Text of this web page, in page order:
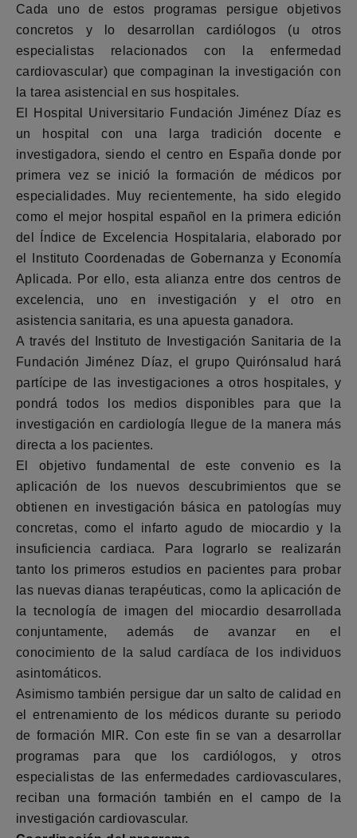
Cada uno de estos programas persigue objetivos
concretos y lo desarrollan cardiólogos (u otros
especialistas relacionados con la enfermedad
cardiovascular) que compaginan la investigación con
la tarea asistencial en sus hospitales.
El Hospital Universitario Fundación Jiménez Díaz es
un hospital con una larga tradición docente e
investigadora, siendo el centro en España donde por
primera vez se inició la formación de médicos por
especialidades. Muy recientemente, ha sido elegido
como el mejor hospital español en la primera edición
del Índice de Excelencia Hospitalaria, elaborado por
el Instituto Coordenadas de Gobernanza y Economía
Aplicada. Por ello, esta alianza entre dos centros de
excelencia, uno en investigación y el otro en
asistencia sanitaria, es una apuesta ganadora.
A través del Instituto de Investigación Sanitaria de la
Fundación Jiménez Díaz, el grupo Quirónsalud hará
partícipe de las investigaciones a otros hospitales, y
pondrá todos los medios disponibles para que la
investigación en cardiología llegue de la manera más
directa a los pacientes.
El objetivo fundamental de este convenio es la
aplicación de los nuevos descubrimientos que se
obtienen en investigación básica en patologías muy
concretas, como el infarto agudo de miocardio y la
insuficiencia cardiaca. Para lograrlo se realizarán
tanto los primeros estudios en pacientes para probar
las nuevas dianas terapéuticas, como la aplicación de
la tecnología de imagen del miocardio desarrollada
conjuntamente, además de avanzar en el
conocimiento de la salud cardíaca de los individuos
asintomáticos.
Asimismo también persigue dar un salto de calidad en
el entrenamiento de los médicos durante su periodo
de formación MIR. Con este fin se van a desarrollar
programas para que los cardiólogos, y otros
especialistas de las enfermedades cardiovasculares,
reciban una formación también en el campo de la
investigación cardiovascular.